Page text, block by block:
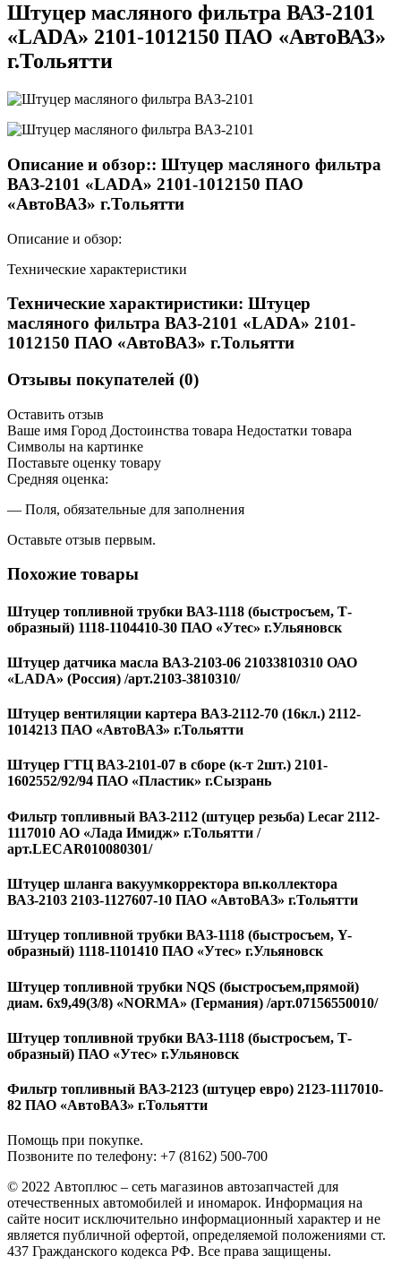
Штуцер масляного фильтра ВАЗ-2101
«LADA» 2101-1012150 ПАО «АвтоВАЗ»
г.Тольятти
Описание и обзор:: Штуцер масляного фильтра
ВАЗ-2101 «LADA» 2101-1012150 ПАО
«АвтоВАЗ» г.Тольятти
Описание и обзор:
Технические характеристики
Технические характиристики: Штуцер
масляного фильтра ВАЗ-2101 «LADA» 2101-
1012150 ПАО «АвтоВАЗ» г.Тольятти
Отзывы покупателей (0)
Оставить отзыв
Ваше имя Город Достоинства товара Недостатки товара
Символы на картинке
Поставьте оценку товару
Средняя оценка:
— Поля, обязательные для заполнения
Оставьте отзыв первым.
Похожие товары
Штуцер топливной трубки ВАЗ-1118 (быстросъем, Т-
образный) 1118-1104410-30 ПАО «Утес» г.Ульяновск
Штуцер датчика масла ВАЗ-2103-06 21033810310 ОАО
«LADA» (Россия) /арт.2103-3810310/
Штуцер вентиляции картера ВАЗ-2112-70 (16кл.) 2112-
1014213 ПАО «АвтоВАЗ» г.Тольятти
Штуцер ГТЦ ВАЗ-2101-07 в сборе (к-т 2шт.) 2101-
1602552/92/94 ПАО «Пластик» г.Сызрань
Фильтр топливный ВАЗ-2112 (штуцер резьба) Lecar 2112-
1117010 АО «Лада Имидж» г.Тольятти /
арт.LECAR010080301/
Штуцер шланга вакуумкорректора вп.коллектора
ВАЗ-2103 2103-1127607-10 ПАО «АвтоВАЗ» г.Тольятти
Штуцер топливной трубки ВАЗ-1118 (быстросъем, Y-
образный) 1118-1101410 ПАО «Утес» г.Ульяновск
Штуцер топливной трубки NQS (быстросъем,прямой)
диам. 6х9,49(3/8) «NORMA» (Германия) /арт.07156550010/
Штуцер топливной трубки ВАЗ-1118 (быстросъем, Т-
образный) ПАО «Утес» г.Ульяновск
Фильтр топливный ВАЗ-2123 (штуцер евро) 2123-1117010-
82 ПАО «АвтоВАЗ» г.Тольятти
Помощь при покупке.
Позвоните по телефону: +7 (8162) 500-700
© 2022 Автоплюс – сеть магазинов автозапчастей для
отечественных автомобилей и иномарок. Информация на
сайте носит исключительно информационный характер и не
является публичной офертой, определяемой положениями ст.
437 Гражданского кодекса РФ. Все права защищены.